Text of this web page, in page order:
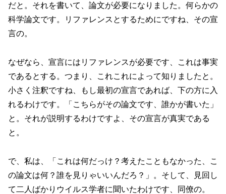
だと。それを書いて、論文が必要になりました。何らかの
科学論文です。リファレンスとするためにですね、その宣
言の。
なぜなら、宣言にはリファレンスが必要です、これは事実
であるとする。つまり、これこれによって知りましたと。
小さく注釈ですね、もし最初の宣言であれば、下の方に入
れるわけです。「こちらがその論文です、誰かが書いた」
と。それが説明するわけですよ、その宣言が真実である
と。
で、私は、「これは何だっけ？考えたこともなかった、こ
の論文は何？誰を見りゃいいんだろ？」。そして、見回し
て二人ばかりウイルス学者に聞いたわけです、同僚の。